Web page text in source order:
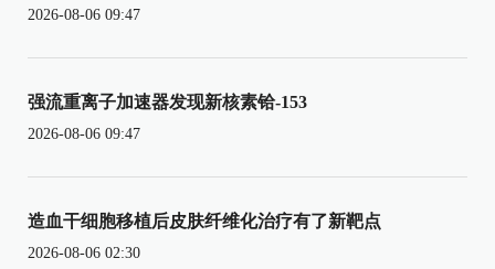
2026-08-06 09:47
强流重离子加速器发现新核素铪-153
2026-08-06 09:47
造血干细胞移植后皮肤纤维化治疗有了新靶点
2026-08-06 02:30